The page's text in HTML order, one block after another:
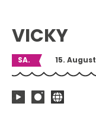
VICKY
SA. 15. August